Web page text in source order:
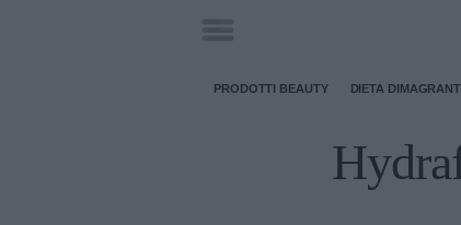
PRODOTTI BEAUTY DIETA